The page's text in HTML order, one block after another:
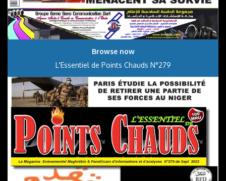
Browse now
L'Essentiel de Points Chauds N°279